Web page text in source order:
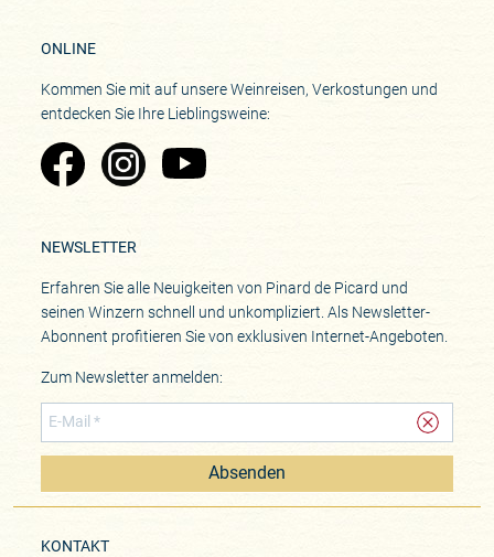
ONLINE
Kommen Sie mit auf unsere Weinreisen, Verkostungen und
entdecken Sie Ihre Lieblingsweine:
Zu Pinard's Facebook-Seite
Zu Pinard's Instagram-Seite
Zu Pinard's YouTube-Seite
NEWSLETTER
Erfahren Sie alle Neuigkeiten von Pinard de Picard und
seinen Winzern schnell und unkompliziert. Als Newsletter-
Abonnent profitieren Sie von exklusiven Internet-Angeboten.
Zum Newsletter anmelden:
Absenden
KONTAKT